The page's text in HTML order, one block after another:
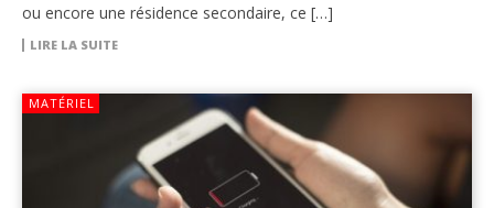
ou encore une résidence secondaire, ce […]
LIRE LA SUITE
MATÉRIEL